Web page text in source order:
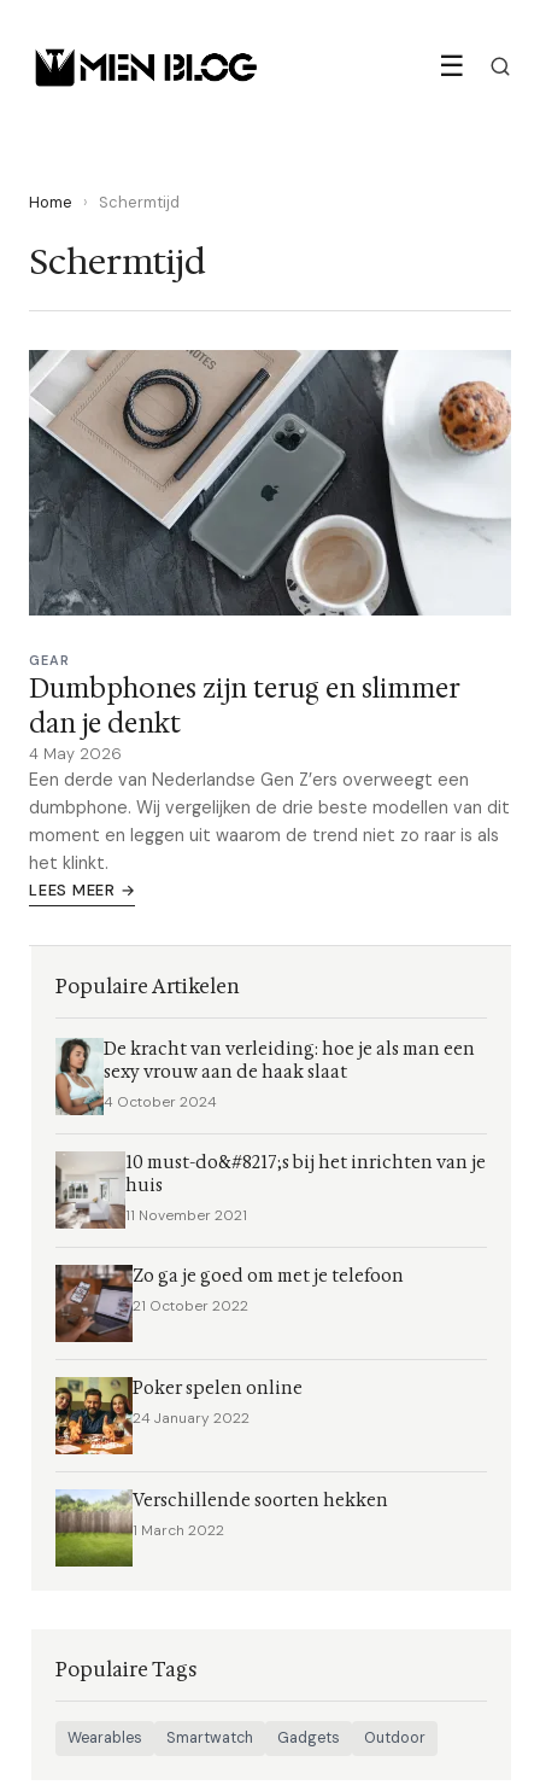
☰
Home › Schermtijd
Schermtijd
GEAR
Dumbphones zijn terug en slimmer
dan je denkt
4 May 2026
Een derde van Nederlandse Gen Z’ers overweegt een
dumbphone. Wij vergelijken de drie beste modellen van dit
moment en leggen uit waarom de trend niet zo raar is als
het klinkt.
LEES MEER →
Populaire Artikelen
De kracht van verleiding: hoe je als man een
sexy vrouw aan de haak slaat
4 October 2024
10 must-do&#8217;s bij het inrichten van je
huis
11 November 2021
Zo ga je goed om met je telefoon
21 October 2022
Poker spelen online
24 January 2022
Verschillende soorten hekken
1 March 2022
Populaire Tags
Wearables Smartwatch Gadgets Outdoor